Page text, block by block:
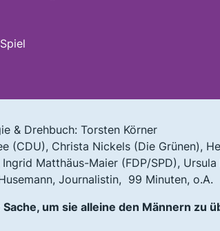
& Drehbuch: Torsten Körner
(CDU), Christa Nickels (Die Grünen),
Matthäus-Maier (FDP/SPD),
Journalistin, 99 Minuten, o.A.
um sie alleine den Männern zu